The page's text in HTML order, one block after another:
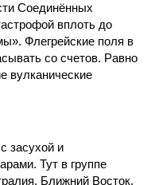
Соединённых
вплоть до
Флегрейские поля в
со счетов. Равно
вулканические
засухой и
Тут в группе
Ближний Восток,